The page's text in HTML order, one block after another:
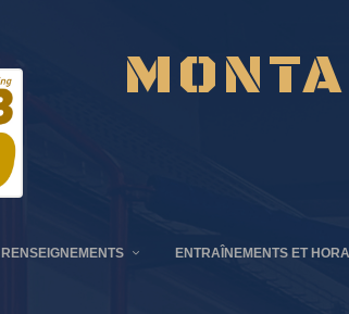
RENSEIGNEMENTS ENTRAÎNEMENTS ET